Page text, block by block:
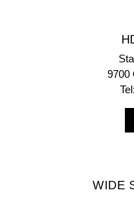
9700
WIDE